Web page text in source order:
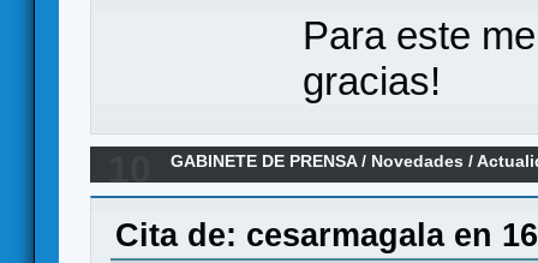
Para este
gracias!
GABINETE DE PRENSA/ Novedades /
Roads & Boats.
Cita de: cesarmagala en